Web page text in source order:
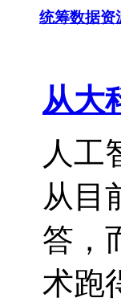
统筹数据资
从大
人工
从目
答，
术跑